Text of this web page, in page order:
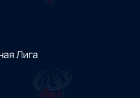
Лига